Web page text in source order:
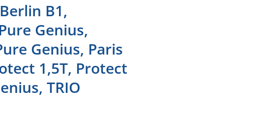
B1,
Genius,
Genius, Paris
1,5T, Protect
TRIO